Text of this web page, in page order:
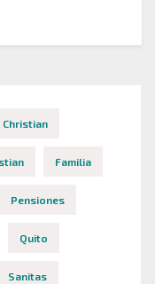
Christian
Familia
Pensiones
Quito
Sanitas